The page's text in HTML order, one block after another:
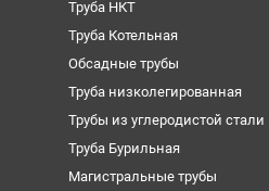
Труба НКТ
Труба Котельная
Обсадные трубы
Труба низколегированная
Трубы из углеродистой стали
Труба Бурильная
Магистральные трубы